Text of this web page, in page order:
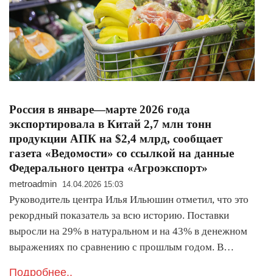
Россия в январе—марте 2026 года
экспортировала в Китай 2,7 млн тонн
продукции АПК на $2,4 млрд, сообщает
газета «Ведомости» со ссылкой на данные
Федерального центра «Агроэкспорт»
metroadmin 14.04.2026 15:03
Руководитель центра Илья Ильюшин отметил, что это
рекордный показатель за всю историю. Поставки
выросли на 29% в натуральном и на 43% в денежном
выражениях по сравнению с прошлым годом. В…
Подробнее..